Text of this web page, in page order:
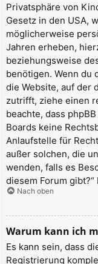
Privatsphäre von
Gesetz in den USA,
möglicherweise
Jahren erheben,
beziehungsweise
benötigen. Wenn du
die Website, auf der
zutrifft, ziehe einen
beachte, dass
Boards keine
Anlaufstelle für
außer solchen, die
wenden, falls es
diesem Forum
Nach oben
Warum kann ich
Es kann sein, dass
Registrierung